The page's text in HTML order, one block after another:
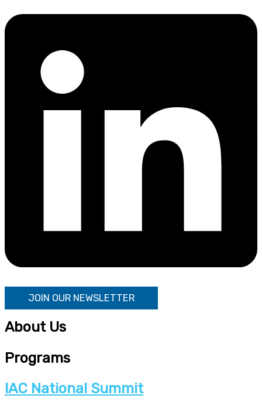
JOIN OUR NEWSLETTER
About Us
Programs
IAC National Summit